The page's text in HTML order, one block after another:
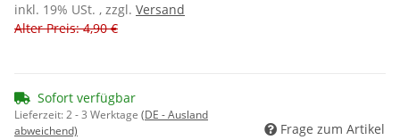
inkl. 19% USt. , zzgl. Versand
Alter Preis: 4,90 €
Sofort verfügbar
Lieferzeit:2 - 3 Werktage (DE - Ausland
abweichend)
Frage zum Artikel